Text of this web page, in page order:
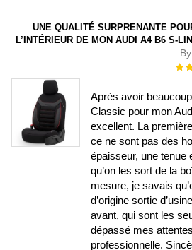
UNE QUALITÉ SURPRENANTE
L’INTÉRIEUR DE MON AUDI A4 B6 S-
Après avoir
Classic pour mon
excellent. La
ce ne sont pas des
épaisseur, une tenue
qu’on les sort de la
mesure, je savais
d’origine sortie
avant, qui sont les
dépassé mes
professionnelle.